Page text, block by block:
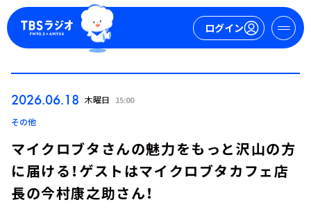
ログイン
2026.06.18 木曜日 15:00
その他
マイクロブタさんの魅力をもっと沢山の方
に届ける！ゲストはマイクロブタカフェ店
長の今村康之助さん！